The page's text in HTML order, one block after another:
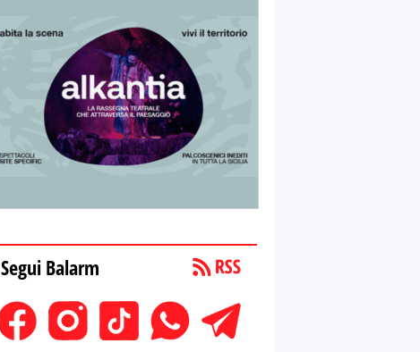
Segui Balarm